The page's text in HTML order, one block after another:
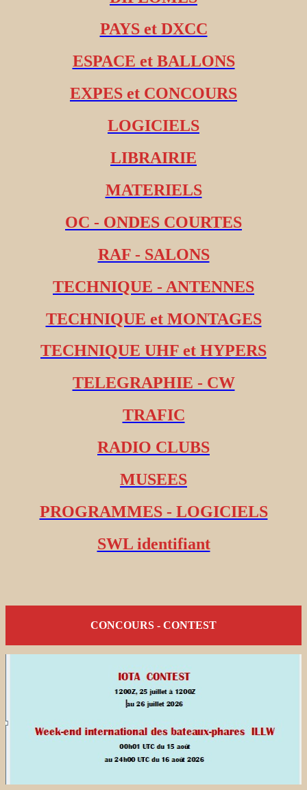
PAYS et DXCC
ESPACE et BALLONS
EXPES et CONCOURS
LOGICIELS
LIBRAIRIE
MATERIELS
OC - ONDES COURTES
RAF - SALONS
TECHNIQUE - ANTENNES
TECHNIQUE et MONTAGES
TECHNIQUE UHF et HYPERS
TELEGRAPHIE - CW
TRAFIC
RADIO CLUBS
MUSEES
PROGRAMMES - LOGICIELS
SWL identifiant
CONCOURS - CONTEST